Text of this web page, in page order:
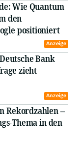
Wie Quantum
den
positioniert
Anzeige
Bank
zieht
Anzeige
Rekordzahlen –
Thema in den